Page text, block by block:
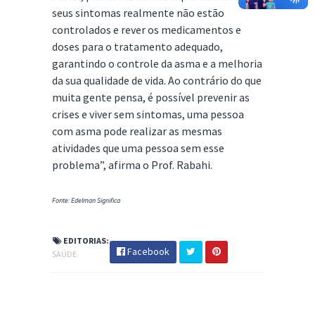
seus sintomas realmente não estão
controlados e rever os medicamentos e
doses para o tratamento adequado,
garantindo o controle da asma e a melhoria
da sua qualidade de vida. Ao contrário do que
muita gente pensa, é possível prevenir as
crises e viver sem sintomas, uma pessoa
com asma pode realizar as mesmas
atividades que uma pessoa sem esse
problema”, afirma o Prof. Rabahi.
Fonte: Edelman Significa
EDITORIAS:
SAÚDE
Facebook